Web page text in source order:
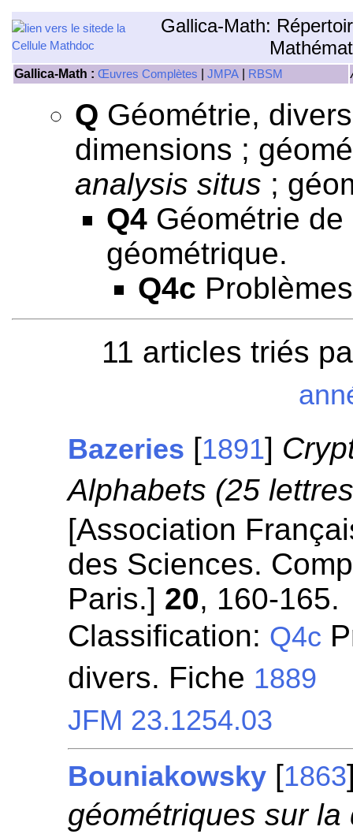
Gallica-Math:
Gallica-Math : Œuvres Complètes JMPA RBSM
Q Géométrie,
dimensions ;
analysis situs ;
Q4 Géométrie
géométrique.
Q4c
11 articles triés
Bazeries [1891]
Alphabets (25
[Association
des Sciences.
Paris.] 20, 160-165.
Classification: Q4c
divers. Fiche 1889
JFM 23.1254.03
Bouniakowsky [1863
géométriques sur